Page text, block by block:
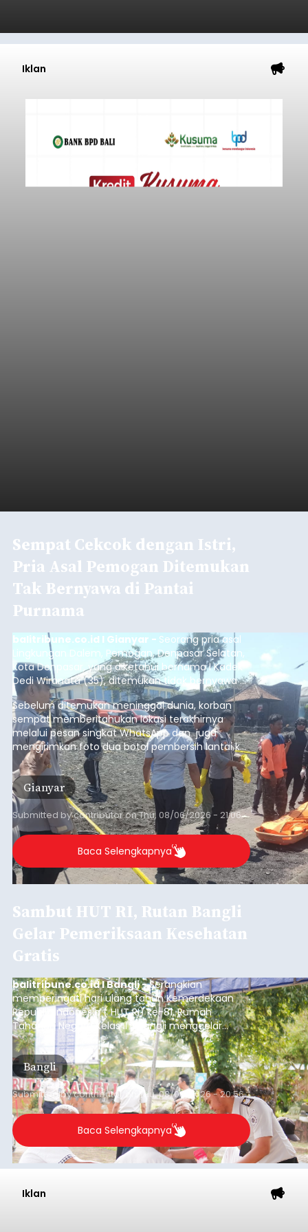
Iklan
Sempat Cekcok dengan Istri,
Pria Asal Pemogan Ditemukan
Tak Bernyawa di Pantai
Purnama
balitribune.co.id I Gianyar - Seorang pria asal
Lingkungan Dalem, Pemogan, Denpasar Selatan,
Kota Denpasar, yang diketahui bernama I Kadek
Dedi Wiranata (35), ditemukan tidak bernyawa di
pesisir Pantai Purnama, Sukawati.
Sebelum ditemukan meninggal dunia, korban
sempat memberitahukan lokasi terakhirnya
melalui pesan singkat WhatsApp dan juga
mengirimkan foto dua botol pembersih lantai ke
istrinya.
Gianyar
Submitted bycontributoronThu, 08/06/2026 - 21:06
Baca Selengkapnya
Sambut HUT RI, Rutan Bangli
Gelar Pemeriksaan Kesehatan
Gratis
balitribune.co.id I Bangli -Serangkian
memperingati hari ulang tahun Kemerdekaan
Republik Indonesia ( HUT RI) ke-81, Rumah
Tahanan Negara Kelas II B Bangli menggelar
kegiatan pemeriksaan kesehatan gratis, Rabu
(6/8/2026).
Bangli
Submitted bycontributor Thu, 08/06/2026 - 20:56
Baca Selengkapnya
Iklan